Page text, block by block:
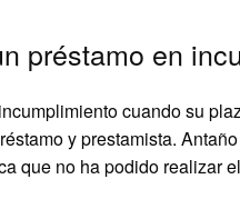
préstamo en
cuando su
y prestamista.
que no ha podido realizar